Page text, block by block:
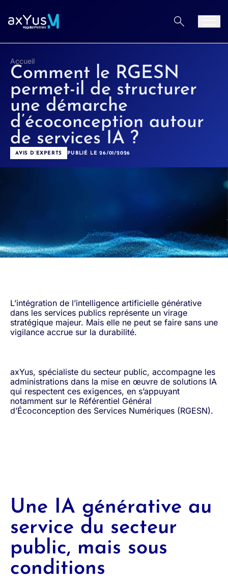
Accueil
Comment le RGESN
permet-il de structurer
une démarche
d’écoconception autour
de services IA ?
AVIS D’EXPERTS PUBLIÉ LE 26/01/2026
L’intégration de l’intelligence artificielle générative
dans les services publics représente un virage
stratégique majeur. Mais elle ne peut se faire sans une
vigilance accrue sur la durabilité.
axYus, spécialiste du secteur public, accompagne les
administrations dans la mise en œuvre de solutions IA
qui respectent ces exigences, en s’appuyant
notamment sur le Référentiel Général
d’Écoconception des Services Numériques (RGESN).
Une IA générative au
service du secteur
public, mais sous
conditions